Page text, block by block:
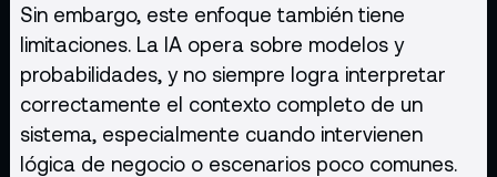
Sin embargo, este enfoque también tiene
limitaciones. La IA opera sobre modelos y
probabilidades, y no siempre logra interpretar
correctamente el contexto completo de un
sistema, especialmente cuando intervienen
lógica de negocio o escenarios poco comunes.